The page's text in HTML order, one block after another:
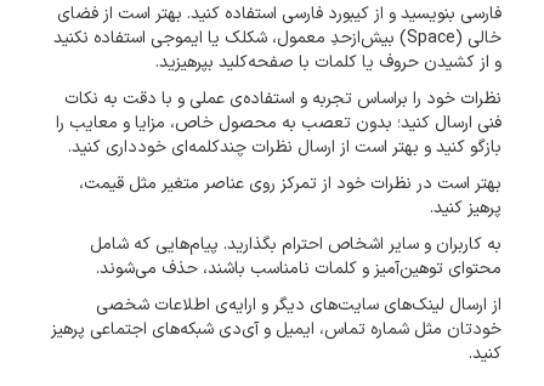
فارسی بنویسید و از کیبورد فارسی استفاده کنید. بهتر است از فضای
خالی (Space) بیش‌از‌حدِ معمول، شکلک یا ایموجی استفاده نکنید
و از کشیدن حروف یا کلمات با صفحه‌کلید بپرهیزید.
نظرات خود را براساس تجربه و استفاده‌ی عملی و با دقت به نکات
فنی ارسال کنید؛ بدون تعصب به محصول خاص، مزایا و معایب را
بازگو کنید و بهتر است از ارسال نظرات چندکلمه‌‌ای خودداری کنید.
بهتر است در نظرات خود از تمرکز روی عناصر متغیر مثل قیمت،
پرهیز کنید.
به کاربران و سایر اشخاص احترام بگذارید. پیام‌هایی که شامل
محتوای توهین‌آمیز و کلمات نامناسب باشند، حذف می‌شوند.
از ارسال لینک‌های سایت‌های دیگر و ارایه‌ی اطلاعات شخصی
خودتان مثل شماره تماس، ایمیل و آی‌دی شبکه‌های اجتماعی پرهیز
کنید.